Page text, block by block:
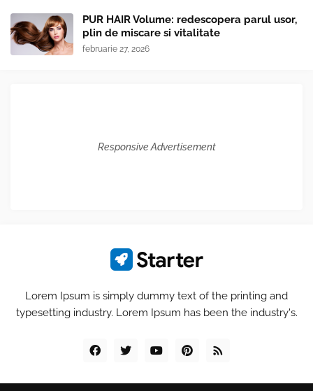
PUR HAIR Volume: redescopera parul usor,
plin de miscare si vitalitate
februarie 27, 2026
Responsive Advertisement
Lorem Ipsum is simply dummy text of the printing and
typesetting industry. Lorem Ipsum has been the industry's.